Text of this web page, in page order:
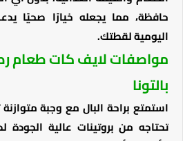
حافظة، مما يجعله خيارًا صحيًا
اليومية لقطتك.
مواصفات لايف كات طعام
بالتونا
استمتع براحة البال مع وجبة
تحتاجه من بروتينات عالية